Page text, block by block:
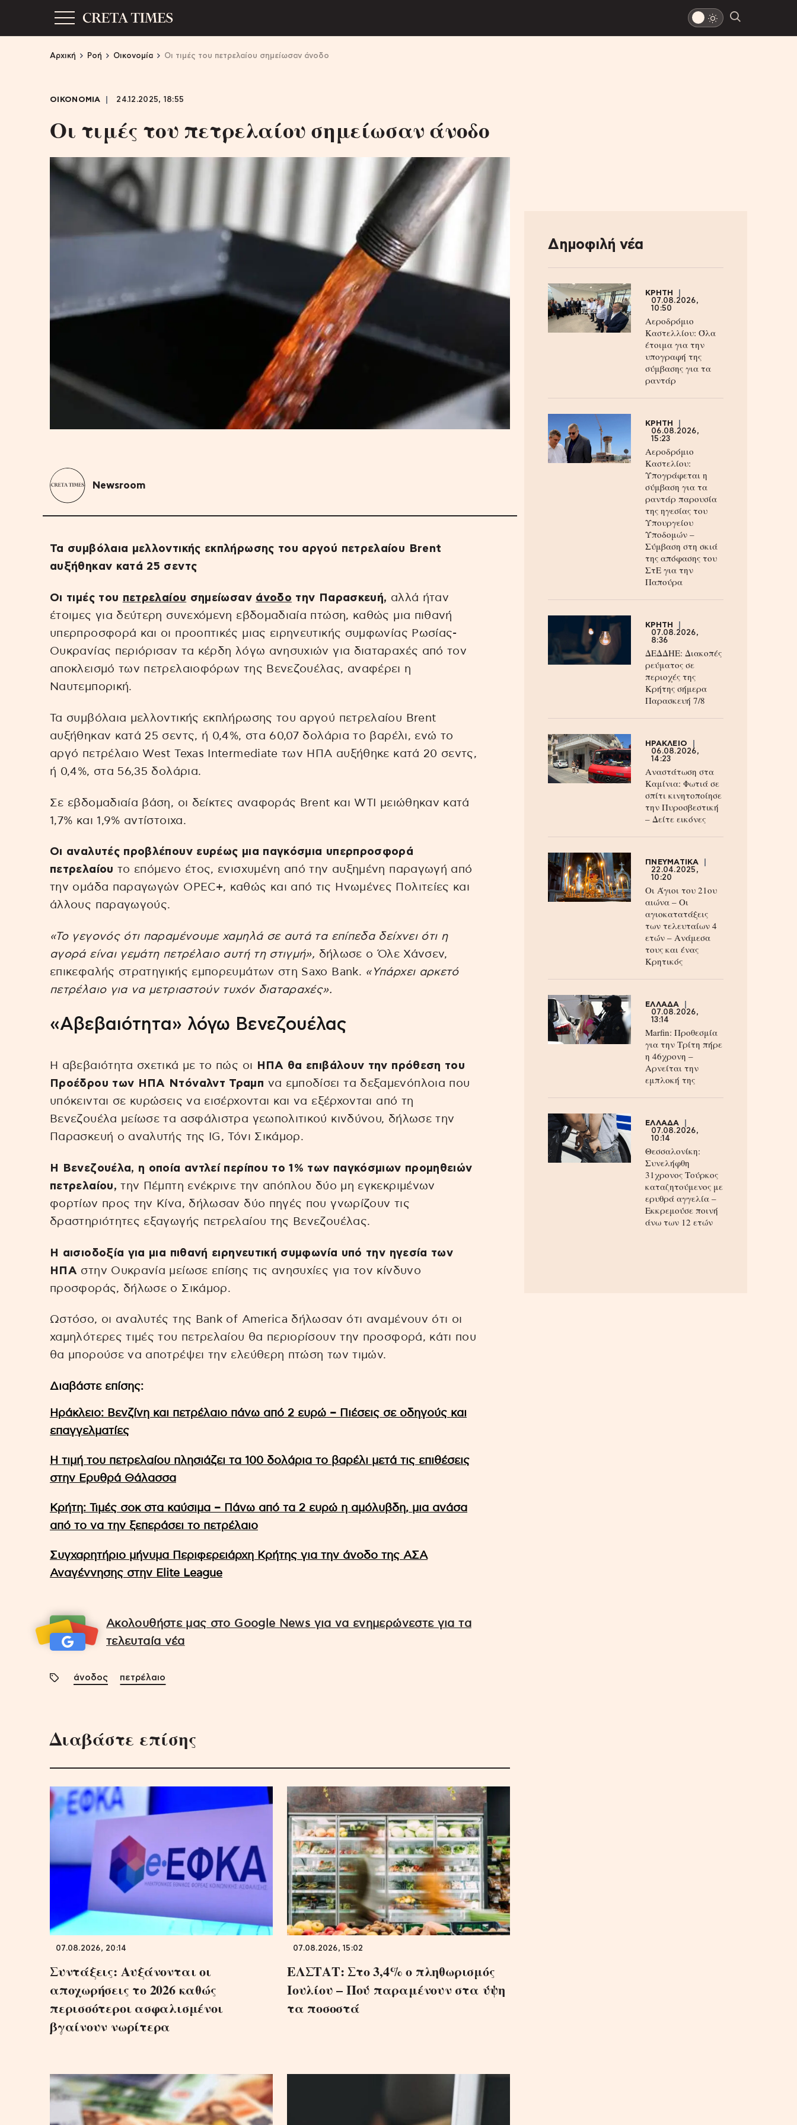
Αρχική Ροή Οικονομία Οι τιμές του πετρελαίου σημείωσαν άνοδο
ΟΙΚΟΝΟΜΙΑ 24.12.2025, 18:55
Οι τιμές του πετρελαίου σημείωσαν άνοδο
Newsroom
Τα συμβόλαια μελλοντικής εκπλήρωσης του αργού πετρελαίου Brent
αυξήθηκαν κατά 25 σεντς
Οι τιμές του πετρελαίου σημείωσαν άνοδο την Παρασκευή, αλλά ήταν
έτοιμες για δεύτερη συνεχόμενη εβδομαδιαία πτώση, καθώς μια πιθανή
υπερπροσφορά και οι προοπτικές μιας ειρηνευτικής συμφωνίας Ρωσίας-
Ουκρανίας περιόρισαν τα κέρδη λόγω ανησυχιών για διαταραχές από τον
αποκλεισμό των πετρελαιοφόρων της Βενεζουέλας, αναφέρει η
Ναυτεμπορική.
Τα συμβόλαια μελλοντικής εκπλήρωσης του αργού πετρελαίου Brent
αυξήθηκαν κατά 25 σεντς, ή 0,4%, στα 60,07 δολάρια το βαρέλι, ενώ το
αργό πετρέλαιο West Texas Intermediate των ΗΠΑ αυξήθηκε κατά 20 σεντς,
ή 0,4%, στα 56,35 δολάρια.
Σε εβδομαδιαία βάση, οι δείκτες αναφοράς Brent και WTI μειώθηκαν κατά
1,7% και 1,9% αντίστοιχα.
Οι αναλυτές προβλέπουν ευρέως μια παγκόσμια υπερπροσφορά
πετρελαίου το επόμενο έτος, ενισχυμένη από την αυξημένη παραγωγή από
την ομάδα παραγωγών OPEC+, καθώς και από τις Ηνωμένες Πολιτείες και
άλλους παραγωγούς.
«Το γεγονός ότι παραμένουμε χαμηλά σε αυτά τα επίπεδα δείχνει ότι η
αγορά είναι γεμάτη πετρέλαιο αυτή τη στιγμή», δήλωσε ο Όλε Χάνσεν,
επικεφαλής στρατηγικής εμπορευμάτων στη Saxo Bank. «Υπάρχει αρκετό
πετρέλαιο για να μετριαστούν τυχόν διαταραχές».
«Αβεβαιότητα» λόγω Βενεζουέλας
Η αβεβαιότητα σχετικά με το πώς οι ΗΠΑ θα επιβάλουν την πρόθεση του
Προέδρου των ΗΠΑ Ντόναλντ Τραμπ να εμποδίσει τα δεξαμενόπλοια που
υπόκεινται σε κυρώσεις να εισέρχονται και να εξέρχονται από τη
Βενεζουέλα μείωσε τα ασφάλιστρα γεωπολιτικού κινδύνου, δήλωσε την
Παρασκευή ο αναλυτής της IG, Τόνι Σικάμορ.
Η Βενεζουέλα, η οποία αντλεί περίπου το 1% των παγκόσμιων προμηθειών
πετρελαίου, την Πέμπτη ενέκρινε την απόπλου δύο μη εγκεκριμένων
φορτίων προς την Κίνα, δήλωσαν δύο πηγές που γνωρίζουν τις
δραστηριότητες εξαγωγής πετρελαίου της Βενεζουέλας.
Η αισιοδοξία για μια πιθανή ειρηνευτική συμφωνία υπό την ηγεσία των
ΗΠΑ στην Ουκρανία μείωσε επίσης τις ανησυχίες για τον κίνδυνο
προσφοράς, δήλωσε ο Σικάμορ.
Ωστόσο, οι αναλυτές της Bank of America δήλωσαν ότι αναμένουν ότι οι
χαμηλότερες τιμές του πετρελαίου θα περιορίσουν την προσφορά, κάτι που
θα μπορούσε να αποτρέψει την ελεύθερη πτώση των τιμών.
Διαβάστε επίσης:
Ηράκλειο: Βενζίνη και πετρέλαιο πάνω από 2 ευρώ – Πιέσεις σε οδηγούς και
επαγγελματίες
Η τιμή του πετρελαίου πλησιάζει τα 100 δολάρια το βαρέλι μετά τις επιθέσεις
στην Ερυθρά Θάλασσα
Κρήτη: Τιμές σοκ στα καύσιμα – Πάνω από τα 2 ευρώ η αμόλυβδη, μια ανάσα
από το να την ξεπεράσει το πετρέλαιο
Συγχαρητήριο μήνυμα Περιφερειάρχη Κρήτης για την άνοδο της ΑΣΑ
Αναγέννησης στην Elite League
Ακολουθήστε μας στο Google News για να ενημερώνεστε για τα
τελευταία νέα
άνοδος πετρέλαιο
Διαβάστε επίσης
07.08.2026, 20:14
Συντάξεις: Αυξάνονται οι
αποχωρήσεις το 2026 καθώς
περισσότεροι ασφαλισμένοι
βγαίνουν νωρίτερα
07.08.2026, 15:02
ΕΛΣΤΑΤ: Στο 3,4% ο πληθωρισμός
Ιουλίου – Πού παραμένουν στα ύψη
τα ποσοστά
Δημοφιλή νέα
ΚΡΗΤΗ
07.08.2026,
10:50
Αεροδρόμιο
Καστελλίου: Όλα
έτοιμα για την
υπογραφή της
σύμβασης για τα
ραντάρ
ΚΡΗΤΗ
06.08.2026,
15:23
Αεροδρόμιο
Καστελίου:
Υπογράφεται η
σύμβαση για τα
ραντάρ παρουσία
της ηγεσίας του
Υπουργείου
Υποδομών –
Σύμβαση στη σκιά
της απόφασης του
ΣτΕ για την
Παπούρα
ΚΡΗΤΗ
07.08.2026,
8:36
ΔΕΔΔΗΕ: Διακοπές
ρεύματος σε
περιοχές της
Κρήτης σήμερα
Παρασκευή 7/8
ΗΡΑΚΛΕΙΟ
06.08.2026,
14:23
Αναστάτωση στα
Καμίνια: Φωτιά σε
σπίτι κινητοποίησε
την Πυροσβεστική
– Δείτε εικόνες
ΠΝΕΥΜΑΤΙΚΑ
22.04.2025,
10:20
Οι Άγιοι του 21ου
αιώνα – Οι
αγιοκατατάξεις
των τελευταίων 4
ετών – Ανάμεσα
τους και ένας
Κρητικός
ΕΛΛΑΔΑ
07.08.2026,
13:14
Marfin: Προθεσμία
για την Τρίτη πήρε
η 46χρονη –
Aρνείται την
εμπλοκή της
ΕΛΛΑΔΑ
07.08.2026,
10:14
Θεσσαλονίκη:
Συνελήφθη
31χρονος Τούρκος
καταζητούμενος με
ερυθρά αγγελία –
Εκκρεμούσε ποινή
άνω των 12 ετών